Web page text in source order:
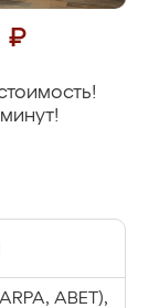
₽
ABET),